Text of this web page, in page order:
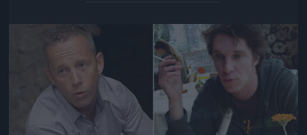
Jön még kép!